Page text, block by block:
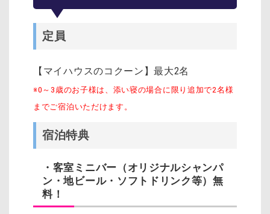
定員
【マイハウスのコクーン】最大2名
※0～3歳のお子様は、添い寝の場合に限り追加で2名様
までご宿泊いただけます。
宿泊特典
・客室ミニバー（オリジナルシャンパ
ン・地ビール・ソフトドリンク等）無
料！